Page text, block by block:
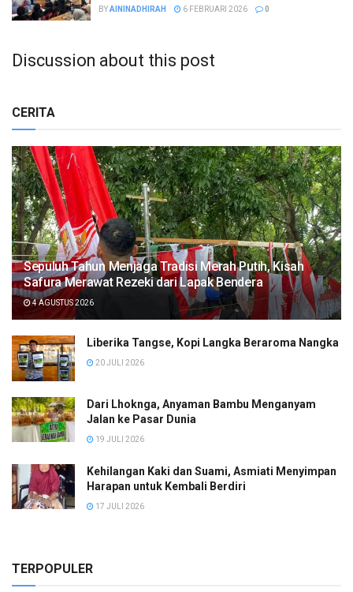
BYAININADHIRAH 6 FEBRUARI 2026 0
Discussion about this post
CERITA
Sepuluh Tahun Menjaga Tradisi Merah Putih, Kisah
Safura Merawat Rezeki dari Lapak Bendera
4 AGUSTUS 2026
Liberika Tangse, Kopi Langka Beraroma Nangka
20 JULI 2026
Dari Lhoknga, Anyaman Bambu Menganyam
Jalan ke Pasar Dunia
19 JULI 2026
Kehilangan Kaki dan Suami, Asmiati Menyimpan
Harapan untuk Kembali Berdiri
17 JULI 2026
TERPOPULER